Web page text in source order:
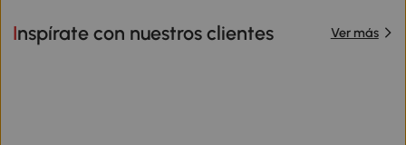
Inspírate con nuestros clientes Ver más